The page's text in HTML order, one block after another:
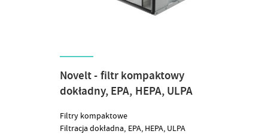
Novelt - filtr kompaktowy
dokładny, EPA, HEPA, ULPA
Filtry kompaktowe
Filtracja dokładna, EPA, HEPA, ULPA